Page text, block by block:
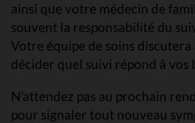
ainsi que votre médecin de
souvent la responsabilité du
Votre équipe de soins discutera
décider quel suivi répond à vos
N’attendez pas au prochain
pour signaler tout nouveau